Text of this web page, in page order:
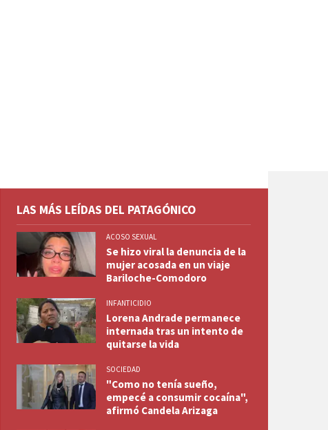
LAS MÁS LEÍDAS DEL PATAGÓNICO
ACOSO SEXUAL
Se hizo viral la denuncia de la
mujer acosada en un viaje
Bariloche-Comodoro
INFANTICIDIO
Lorena Andrade permanece
internada tras un intento de
quitarse la vida
SOCIEDAD
"Como no tenía sueño,
empecé a consumir cocaína",
afirmó Candela Arizaga